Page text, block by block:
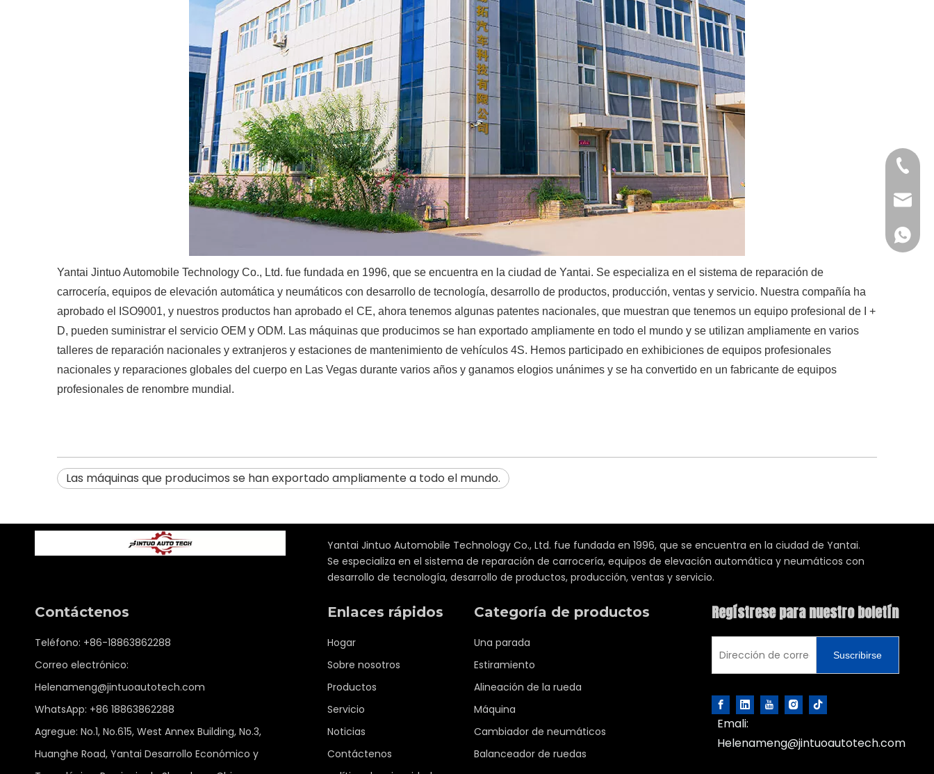
Yantai Jintuo Automobile Technology Co., Ltd. fue fundada en 1996, que se encuentra en la ciudad de Yantai. Se especializa en el sistema de reparación de
carrocería, equipos de elevación automática y neumáticos con desarrollo de tecnología, desarrollo de productos, producción, ventas y servicio. Nuestra compañía ha
aprobado el ISO9001, y nuestros productos han aprobado el CE, ahora tenemos algunas patentes nacionales, que muestran que tenemos un equipo profesional de I +
D, pueden suministrar el servicio OEM y ODM. Las máquinas que producimos se han exportado ampliamente en todo el mundo y se utilizan ampliamente en varios
talleres de reparación nacionales y extranjeros y estaciones de mantenimiento de vehículos 4S. Hemos participado en exhibiciones de equipos profesionales
nacionales y reparaciones globales del cuerpo en Las Vegas durante varios años y ganamos elogios unánimes y se ha convertido en un fabricante de equipos
profesionales de renombre mundial.
Las máquinas que producimos se han exportado ampliamente a todo el mundo.
Yantai Jintuo Automobile Technology Co., Ltd. fue fundada en 1996, que se encuentra en la ciudad de Yantai.
Se especializa en el sistema de reparación de carrocería, equipos de elevación automática y neumáticos con
desarrollo de tecnología, desarrollo de productos, producción, ventas y servicio.
Contáctenos
Teléfono: +86-18863862288
Correo electrónico:
Helenameng@jintuoautotech.com
WhatsApp: +86 18863862288
Agregue: No.1, No.615, West Annex Building, No.3,
Huanghe Road, Yantai Desarrollo Económico y
Enlaces rápidos
Hogar
Sobre nosotros
Productos
Servicio
Noticias
Contáctenos
Categoría de productos
Una parada
Estiramiento
Alineación de la rueda
Máquina
Cambiador de neumáticos
Balanceador de ruedas
Regístrese para nuestro boletín
Suscribirse
Emali:
Helenameng@jintuoautotech.com
+86-
+86-